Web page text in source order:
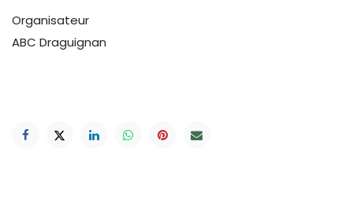
Organisateur
ABC Draguignan